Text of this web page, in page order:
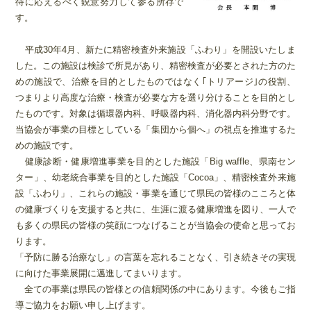
す。
平成30年4月、新たに精密検査外来施設「ふわり」を開設いたしま
した。この施設は検診で所見があり、精密検査が必要とされた方のた
めの施設で、治療を目的としたものではなく｢トリアージ｣の役割、
つまりより高度な治療・検査が必要な方を選り分けることを目的とし
たものです。対象は循環器内科、呼吸器内科、消化器内科分野です。
当協会が事業の目標としている「集団から個へ」の視点を推進するた
めの施設です。
健康診断・健康増進事業を目的とした施設「Big waffle、県南セン
ター」、幼老統合事業を目的とした施設「Cocoa」、精密検査外来施
設「ふわり」、これらの施設・事業を通じて県民の皆様のこころと体
の健康づくりを支援すると共に、生涯に渡る健康増進を図り、一人で
も多くの県民の皆様の笑顔につなげることが当協会の使命と思ってお
ります。
「予防に勝る治療なし」の言葉を忘れることなく、引き続きその実現
に向けた事業展開に邁進してまいります。
全ての事業は県民の皆様との信頼関係の中にあります。今後もご指
導ご協力をお願い申し上げます。